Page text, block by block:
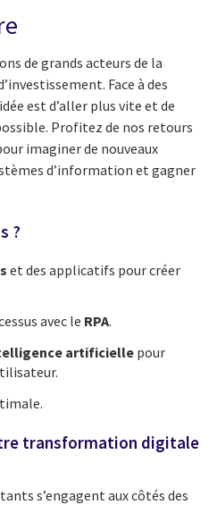
de grands acteurs de la
Face à des
est d’aller plus vite et de
Profitez de nos retours
imaginer de nouveaux
d’information et gagner
?
et des applicatifs pour créer
avec le RPA.
artificielle pour
transformation digitale
s’engagent aux côtés des